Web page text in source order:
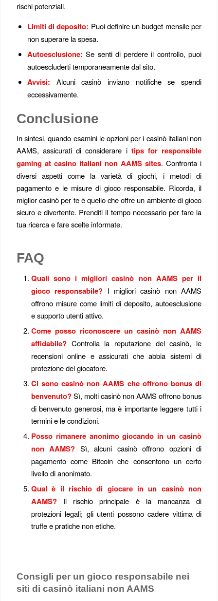
rischi potenziali.
Limiti di deposito: Puoi definire un budget mensile per
non superare la spesa.
Autoesclusione: Se senti di perdere il controllo, puoi
autoescluderti temporaneamente dal sito.
Avvisi: Alcuni casinò inviano notifiche se spendi
eccessivamente.
Conclusione
In sintesi, quando esamini le opzioni per i casinò italiani non
AAMS, assicurati di considerare i tips for responsible
gaming at casino italiani non AAMS sites. Confronta i
diversi aspetti come la varietà di giochi, i metodi di
pagamento e le misure di gioco responsabile. Ricorda, il
miglior casinò per te è quello che offre un ambiente di gioco
sicuro e divertente. Prenditi il tempo necessario per fare la
tua ricerca e fare scelte informate.
FAQ
Quali sono i migliori casinò non AAMS per il
gioco responsabile? I migliori casinò non AAMS
offrono misure come limiti di deposito, autoesclusione
e supporto utenti attivo.
Come posso riconoscere un casinò non AAMS
affidabile?Controlla la reputazione del casinò, le
recensioni online e assicurati che abbia sistemi di
protezione del giocatore.
Ci sono casinò non AAMS che offrono bonus di
benvenuto?Sì, molti casinò non AAMS offrono bonus
di benvenuto generosi, ma è importante leggere tutti i
termini e le condizioni.
Posso rimanere anonimo giocando in un casinò
non AAMS? Sì, alcuni casinò offrono opzioni di
pagamento come Bitcoin che consentono un certo
livello di anonimato.
Qual è il rischio di giocare in un casinò non
AAMS?Il rischio principale è la mancanza di
protezioni legali; gli utenti possono cadere vittima di
truffe e pratiche non etiche.
Consigli per un gioco responsabile nei
siti di casinò italiani non AAMS